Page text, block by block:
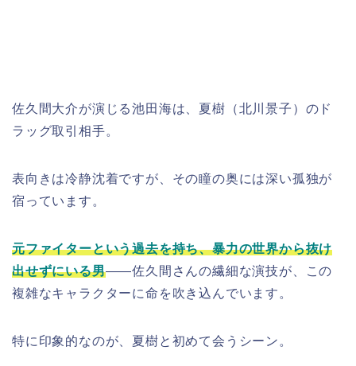
佐久間大介が演じる池田海は、夏樹（北川景子）のド
ラッグ取引相手。
表向きは冷静沈着ですが、その瞳の奥には深い孤独が
宿っています。
元ファイターという過去を持ち、暴力の世界から抜け
出せずにいる男――佐久間さんの繊細な演技が、この
複雑なキャラクターに命を吹き込んでいます。
特に印象的なのが、夏樹と初めて会うシーン。